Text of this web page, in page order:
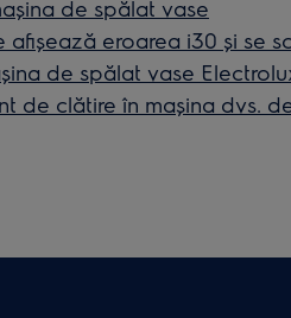
de spălat vase
afişează eroarea i30 şi se
de spălat vase
de clătire în mașina dvs.